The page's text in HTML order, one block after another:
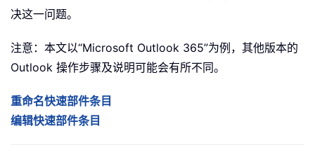
决这一问题。
注意：本文以“Microsoft Outlook 365”为例，其他版本的
Outlook 操作步骤及说明可能会有所不同。
重命名快速部件条目
编辑快速部件条目